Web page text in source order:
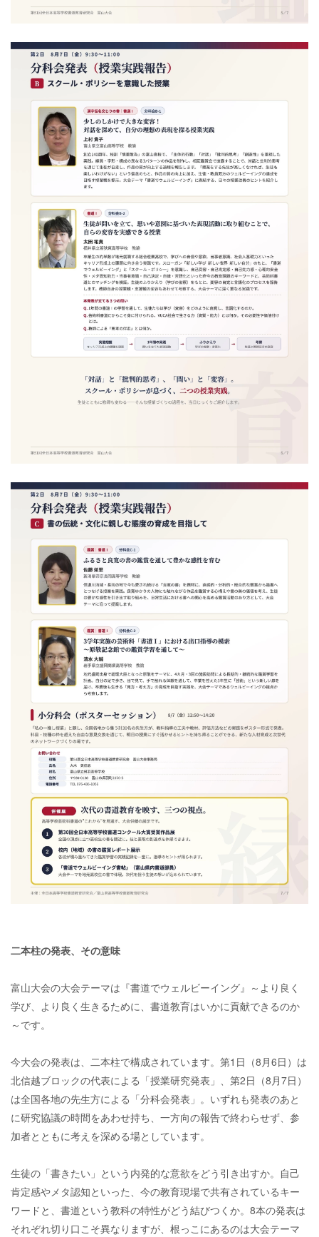
二本柱の発表、その意味
富山大会の大会テーマは『書道でウェルビーイング』～より良く
学び、より良く生きるために、書道教育はいかに貢献できるのか
～です。
今大会の発表は、二本柱で構成されています。第1日（8月6日）は
北信越ブロックの代表による「授業研究発表」、第2日（8月7日）
は全国各地の先生方による「分科会発表」。いずれも発表のあと
に研究協議の時間をあわせ持ち、一方向の報告で終わらせず、参
加者とともに考えを深める場としています。
生徒の「書きたい」という内発的な意欲をどう引き出すか。自己
肯定感やメタ認知といった、今の教育現場で共有されているキー
ワードと、書道という教科の特性がどう結びつくか。8本の発表は
それぞれ切り口こそ異なりますが、根っこにあるのは大会テーマ